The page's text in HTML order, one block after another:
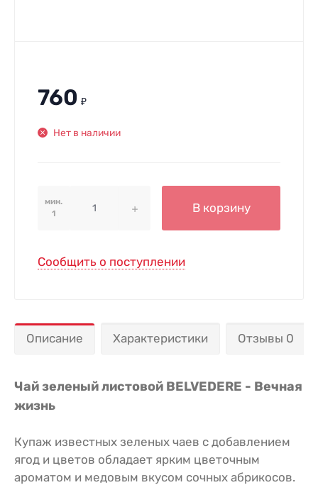
760 ₽
Нет в наличии
мин.
1
В корзину
Сообщить о поступлении
Описание Характеристики Отзывы 0
Чай зеленый листовой BELVEDERE - Вечная
жизнь
Купаж известных зеленых чаев с добавлением
ягод и цветов обладает ярким цветочным
ароматом и медовым вкусом сочных абрикосов.